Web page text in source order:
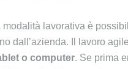
modalità lavorativa è
dall’azienda. Il lavoro agile
o computer. Se prima